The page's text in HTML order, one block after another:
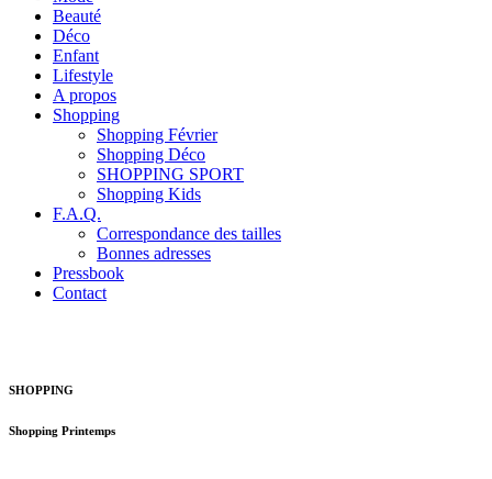
Beauté
Déco
Enfant
Lifestyle
A propos
Shopping
Shopping Février
Shopping Déco
SHOPPING SPORT
Shopping Kids
F.A.Q.
Correspondance des tailles
Bonnes adresses
Pressbook
Contact
SHOPPING
Shopping Printemps